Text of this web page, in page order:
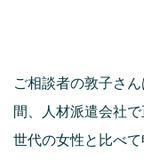
ご相談者の敦子さ
間、人材派遣会社
世代の女性と比べて